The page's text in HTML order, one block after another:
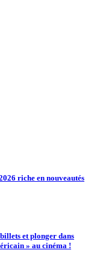
riche en nouveautés
et plonger dans
» au cinéma !